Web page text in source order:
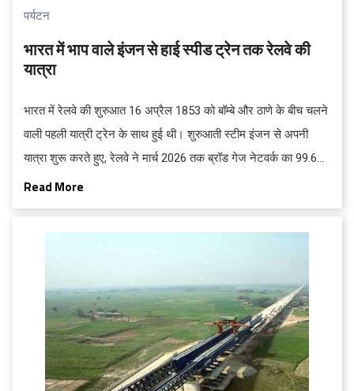
पर्यटन
भारत में भाप वाले इंजन से हाई स्पीड ट्रेन तक रेलवे की
यात्रा
भारत में रेलवे की शुरुआत 16 अप्रैल 1853 को बॉम्बे और ठाणे के बीच चलने
वाली पहली यात्री ट्रेन के साथ हुई थी। शुरुआती स्टीम इंजन से अपनी
यात्रा शुरू करते हुए, रेलवे ने मार्च 2026 तक ब्रॉड गेज नेटवर्क का 99.6
प्रतिशत विद्युतीकरण पूरा कर लिया है।
Read More